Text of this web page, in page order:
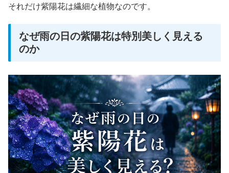
それだけ紫陽花は繊細な植物なのです。
なぜ雨の日の紫陽花は特別美しく見える
のか